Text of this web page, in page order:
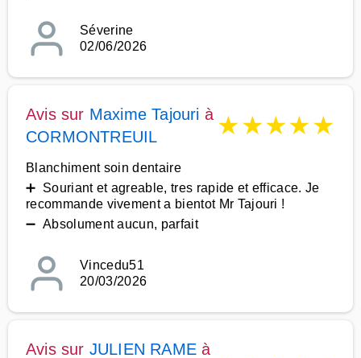
Séverine
02/06/2026
Avis sur Maxime Tajouri à
CORMONTREUIL
★★★★★
Blanchiment soin dentaire
➕ Souriant et agreable, tres rapide et efficace. Je
recommande vivement a bientot Mr Tajouri !
➖ Absolument aucun, parfait
Vincedu51
20/03/2026
Avis sur JULIEN RAME à